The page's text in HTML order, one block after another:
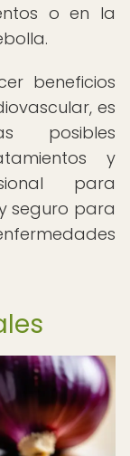
o en la
beneficios
es
posibles
y
para
seguro para